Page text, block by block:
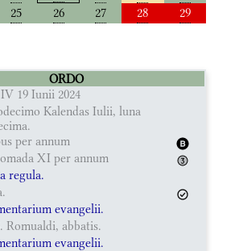
25 26 27 28
29
ORDO
19 Iunii 2024
Kalendas Iulii, luna
per annum
XI per annum
regula.
evangelii.
Romualdi, abbatis.
evangelii.